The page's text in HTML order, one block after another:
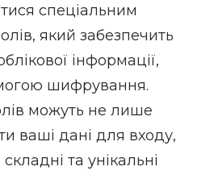
спеціальним
, який забезпечить
інформації,
шифрування.
можуть не лише
ваші дані для входу,
та унікальні